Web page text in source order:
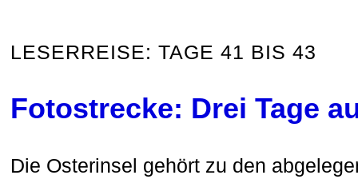
LESERREISE: TAGE 41 BIS 43
Fotostrecke: Drei Tage
Die Osterinsel gehört zu den